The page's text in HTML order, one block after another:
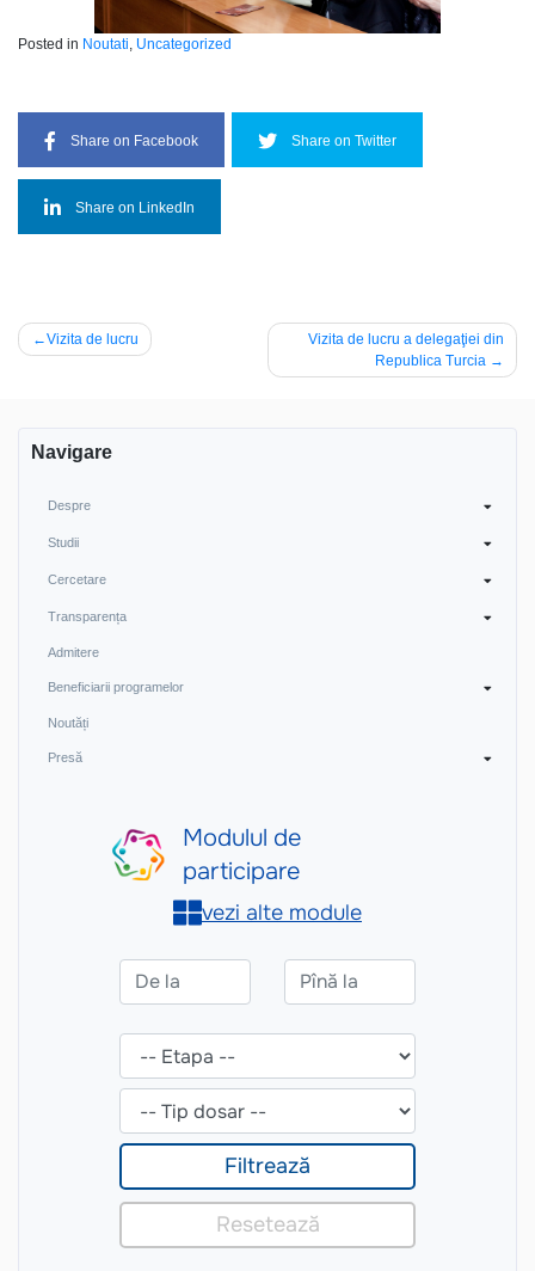
Posted in Noutati, Uncategorized
Share on Facebook Share on Twitter
Share on LinkedIn
PostVizita de lucru
Vizita de lucru a delegaţiei din
Republica Turcia
Navigare
Despre
Studii
Cercetare
Transparența
Admitere
Beneficiarii programelor
Noutăți
Presă